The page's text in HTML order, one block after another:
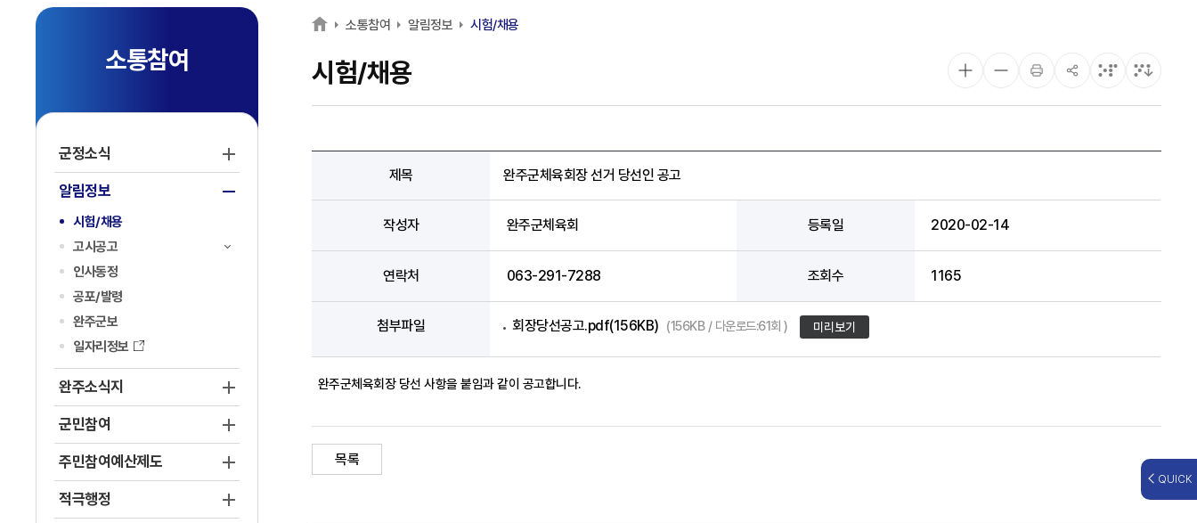
유희태 완주군수, 친환경 농업인 현장 목소리 경청
소통참여
군정소식
알림정보
시험/채용
고시공고
인사동정
공포/발령
완주군보
일자리정보
완주소식지
군민참여
주민참여예산제도
적극행정
소통참여 알림정보 시험/채용
시험/채용
제목 완주군체육회장 선거 당선인 공고
작성자 완주군체육회 등록일 2020-02-14
연락처 063-291-7288 조회수 1165
첨부파일 회장당선공고.pdf(156KB) (156KB / 다운로드:61회 ) 미리보기
완주군체육회장 당선 사항을 붙임과 같이 공고합니다.
목록
QUICK